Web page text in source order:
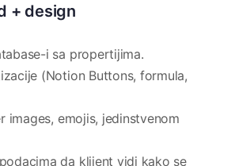
+ design
i sa propertijima.
(Notion Buttons, formula,
images, emojis, jedinstvenom
da klijent vidi kako se